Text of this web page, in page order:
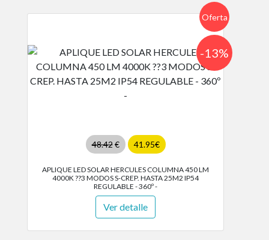
Oferta
48.42€ 41.95€
-13%
APLIQUE LED SOLAR HERCULES COLUMNA 450 LM
4000K ??3 MODOS S-CREP. HASTA 25M2 IP54
REGULABLE - 360º -
Ver detalle